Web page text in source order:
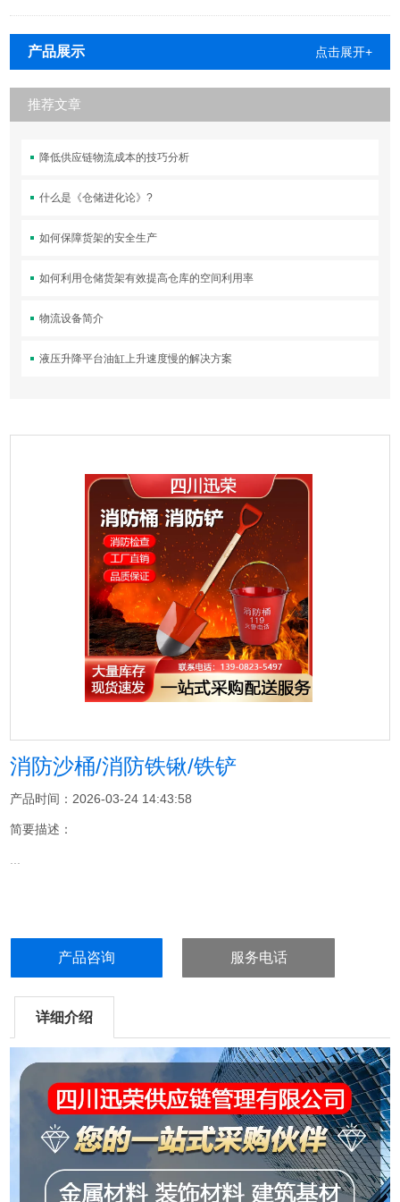
产品展示 点击展开+
推荐文章
降低供应链物流成本的技巧分析
什么是《仓储进化论》?
如何保障货架的安全生产
如何利用仓储货架有效提高仓库的空间利用率
物流设备简介
液压升降平台油缸上升速度慢的解决方案
消防沙桶/消防铁锹/铁铲
产品时间：2026-03-24 14:43:58
简要描述：
...
产品咨询 服务电话
详细介绍